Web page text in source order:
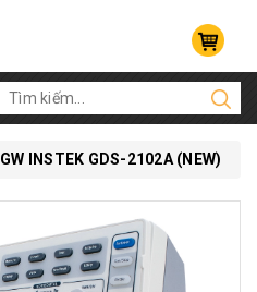
GW INSTEK GDS-2102A (NEW)